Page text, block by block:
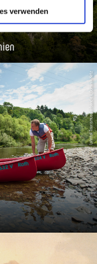
verwenden
Lahntal Tourismus Verband e.V., Dominik Ketz